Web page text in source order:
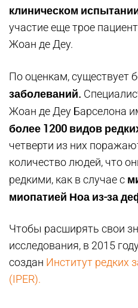
клиническом
участие еще трое
Жоан де Деу.
По оценкам, существует
заболеваний.
Жоан де Деу Барселона
более 1200 видов
четверти из них
количество людей, что
редкими, как в случае с
миопатией Ноа из-за
Чтобы расширять свои
исследования, в 2015
создан Институт редких
(IPER).